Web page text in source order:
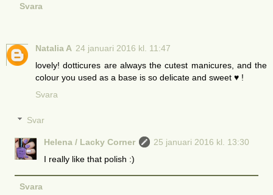
Svara
Natalia A 24 januari 2016 kl. 11:47
lovely! dotticures are always the cutest manicures, and the
colour you used as a base is so delicate and sweet ♥ !
Svara
Svar
Helena / Lacky Corner
25 januari 2016 kl. 13:30
I really like that polish :)
Svara